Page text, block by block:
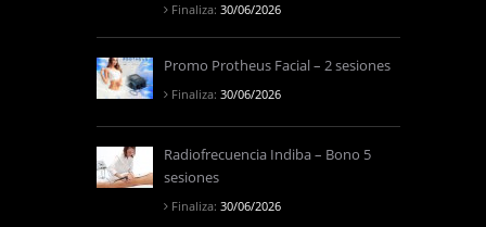
Finaliza: 30/06/2026
Promo Protheus Facial – 2 sesiones
Finaliza: 30/06/2026
Radiofrecuencia Indiba – Bono 5
sesiones
Finaliza: 30/06/2026